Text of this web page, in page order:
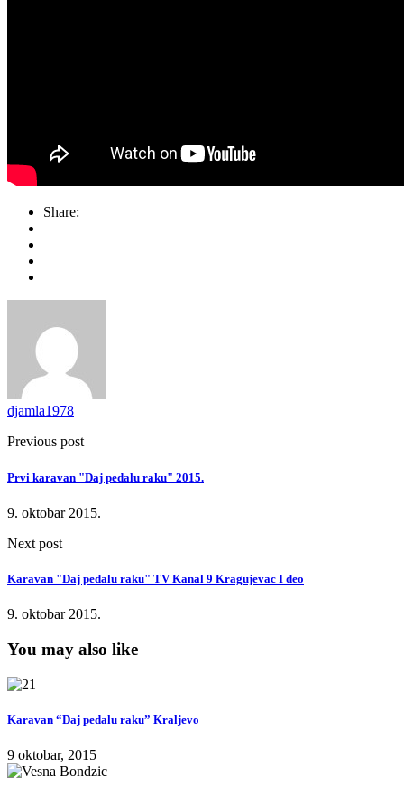
Share:
djamla1978
Previous post
Prvi karavan "Daj pedalu raku" 2015.
9. oktobar 2015.
Next post
Karavan "Daj pedalu raku" TV Kanal 9 Kragujevac I deo
9. oktobar 2015.
You may also like
Karavan “Daj pedalu raku” Kraljevo
9 oktobar, 2015